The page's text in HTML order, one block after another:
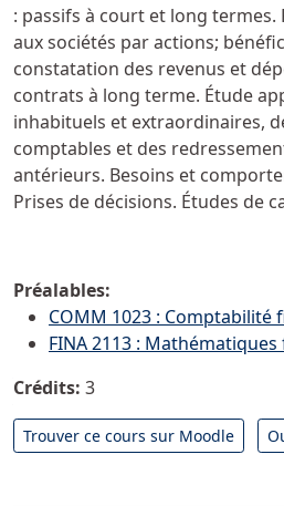
: passifs à court et long
aux sociétés par actions;
constatation des revenus et
contrats à long terme. Étude
inhabituels et extraordinaires,
comptables et des
antérieurs. Besoins et
Prises de décisions. Études de
Préalables:
COMM 1023 : Comptabilité
FINA 2113 :
Crédits: 3
Trouver ce cours sur Moodle